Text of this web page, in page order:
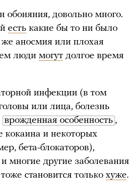
довольно много.
есть какие бы то ни было
аносмия или плохая
люди могут долгое время
инфекции (в том
или лица, болезнь
врожденная особенность ,
кокаина и некоторых
бета-блокаторов),
многие другие заболевания
становится только хуже.